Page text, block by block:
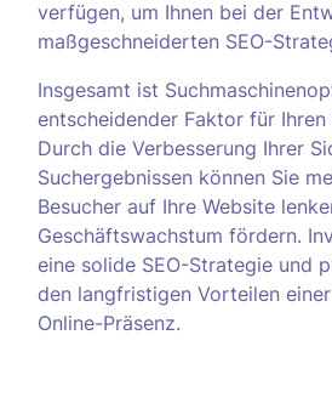
verfügen, um Ihnen bei der
maßgeschneiderten SEO-
Insgesamt ist
entscheidender Faktor für
Durch die Verbesserung Ihrer
Suchergebnissen können Sie
Besucher auf Ihre Website
Geschäftswachstum fördern.
eine solide SEO-Strategie und
den langfristigen Vorteilen
Online-Präsenz.